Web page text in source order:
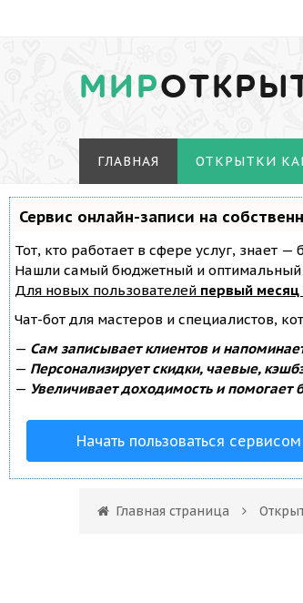
МИР
ГЛАВНАЯ ОТКРЫТКИ
Сервис онлайн-записи на
Тот, кто работает в сфере услуг, знает
Нашли самый бюджетный и оптимальный
Для новых пользователей первый месяц
Чат-бот для мастеров и специалистов,
— Сам записывает клиентов и
— Персонализирует скидки, чаевые,
— Увеличивает доходимость и помогает
Начать пользоваться сервисом
Главная страница